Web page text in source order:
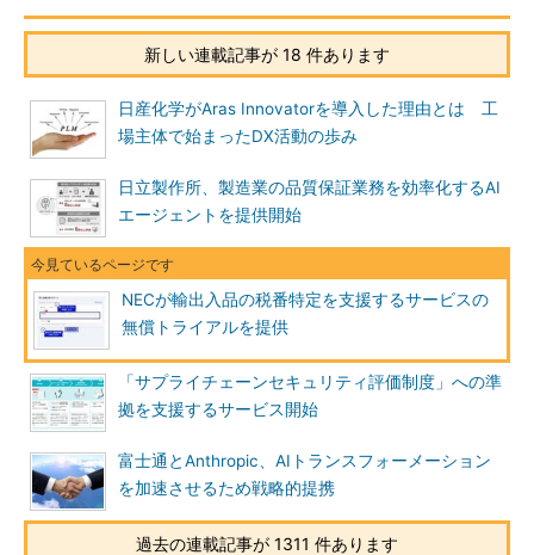
新しい連載記事が 18 件あります
日産化学がAras Innovatorを導入した理由とは 工
場主体で始まったDX活動の歩み
日立製作所、製造業の品質保証業務を効率化するAI
エージェントを提供開始
NECが輸出入品の税番特定を支援するサービスの
無償トライアルを提供
「サプライチェーンセキュリティ評価制度」への準
拠を支援するサービス開始
富士通とAnthropic、AIトランスフォーメーション
を加速させるため戦略的提携
過去の連載記事が 1311 件あります